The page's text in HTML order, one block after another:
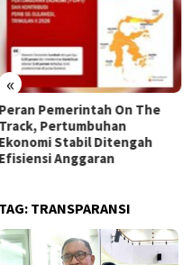
«
Peran Pemerintah On The
Track, Pertumbuhan
Ekonomi Stabil Ditengah
Efisiensi Anggaran
TAG: TRANSPARANSI